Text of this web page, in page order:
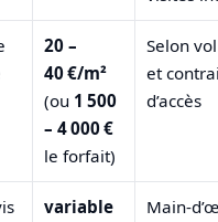
20 –
40 €/m²
(ou 1 500
– 4 000 €
le forfait)
Selon
et
d’accès
variable